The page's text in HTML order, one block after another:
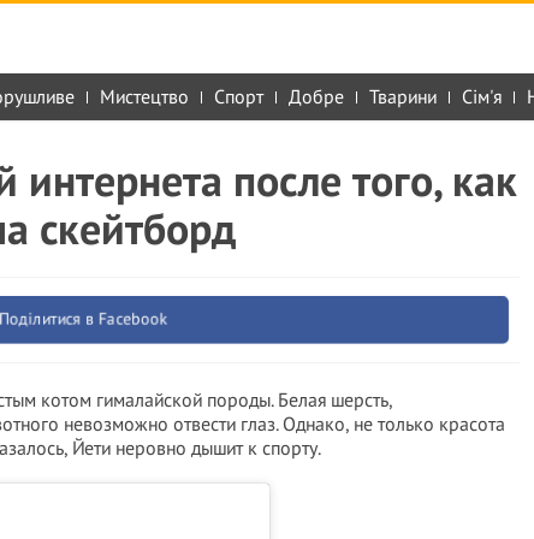
Мистецтво Спорт Добре Тварини Сім'я
интернета после того, как
скейтборд
Поділитися в Facebook
котом гималайской породы. Белая шерсть,
невозможно отвести глаз. Однако, не только красота
Йети неровно дышит к спорту.